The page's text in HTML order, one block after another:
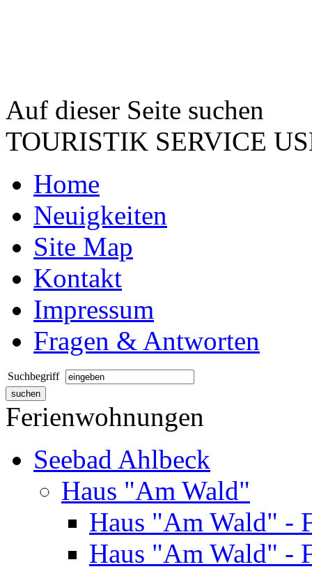
Auf dieser Seite suchen
TOURISTIK SERVICE
Home
Neuigkeiten
Site Map
Kontakt
Impressum
Fragen & Antworten
Suchbegriff
Ferienwohnungen
Seebad Ahlbeck
Haus "Am Wald"
Haus "Am Wald" -
Haus "Am Wald" -